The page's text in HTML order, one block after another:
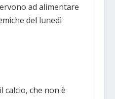
ad alimentare
del lunedì
calcio, che non è